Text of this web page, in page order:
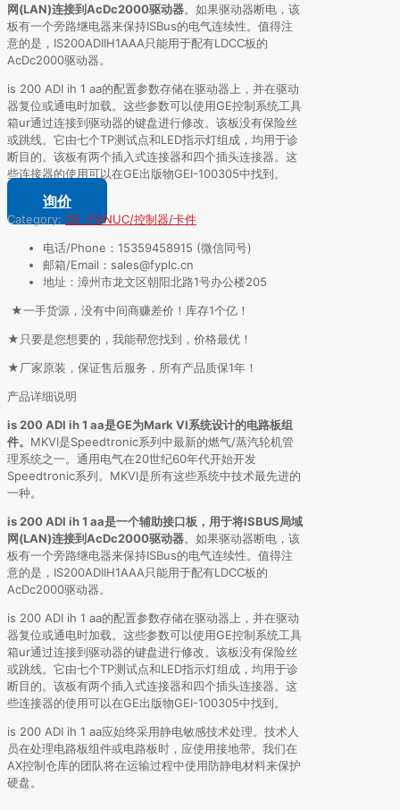
网(LAN)连接到AcDc2000驱动器。如果驱动器断电，该
板有一个旁路继电器来保持ISBus的电气连续性。值得注
意的是，IS200ADIIH1AAA只能用于配有LDCC板的
AcDc2000驱动器。
is 200 ADI ih 1 aa的配置参数存储在驱动器上，并在驱动
器复位或通电时加载。这些参数可以使用GE控制系统工具
箱ur通过连接到驱动器的键盘进行修改。该板没有保险丝
或跳线。它由七个TP测试点和LED指示灯组成，均用于诊
断目的。该板有两个插入式连接器和四个插头连接器。这
些连接器的使用可以在GE出版物GEI-100305中找到。
询价
Category: GE /FANUC/控制器/卡件
电话/Phone：15359458915 (微信同号)
邮箱/Email：sales@fyplc.cn
地址：漳州市龙文区朝阳北路1号办公楼205
★一手货源，没有中间商赚差价！库存1个亿！
★只要是您想要的，我能帮您找到，价格最优！
★厂家原装，保证售后服务，所有产品质保1年！
产品详细说明
is 200 ADI ih 1 aa是GE为Mark VI系统设计的电路板组
件。 MKVI是Speedtronic系列中最新的燃气/蒸汽轮机管
理系统之一。通用电气在20世纪60年代开始开发
Speedtronic系列。MKVI是所有这些系统中技术最先进的
一种。
is 200 ADI ih 1 aa是一个辅助接口板，用于将ISBUS局域
网(LAN)连接到AcDc2000驱动器。如果驱动器断电，该
板有一个旁路继电器来保持ISBus的电气连续性。值得注
意的是，IS200ADIIH1AAA只能用于配有LDCC板的
AcDc2000驱动器。
is 200 ADI ih 1 aa的配置参数存储在驱动器上，并在驱动
器复位或通电时加载。这些参数可以使用GE控制系统工具
箱ur通过连接到驱动器的键盘进行修改。该板没有保险丝
或跳线。它由七个TP测试点和LED指示灯组成，均用于诊
断目的。该板有两个插入式连接器和四个插头连接器。这
些连接器的使用可以在GE出版物GEI-100305中找到。
is 200 ADI ih 1 aa应始终采用静电敏感技术处理。技术人
员在处理电路板组件或电路板时，应使用接地带。我们在
AX控制仓库的团队将在运输过程中使用防静电材料来保护
硬盘。